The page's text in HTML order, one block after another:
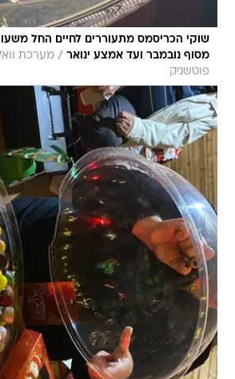
שוקי הכריסמס מתעוררים לחיים החל
מסוף נובמבר ועד אמצע ינואר / מערכת
פוטשניק